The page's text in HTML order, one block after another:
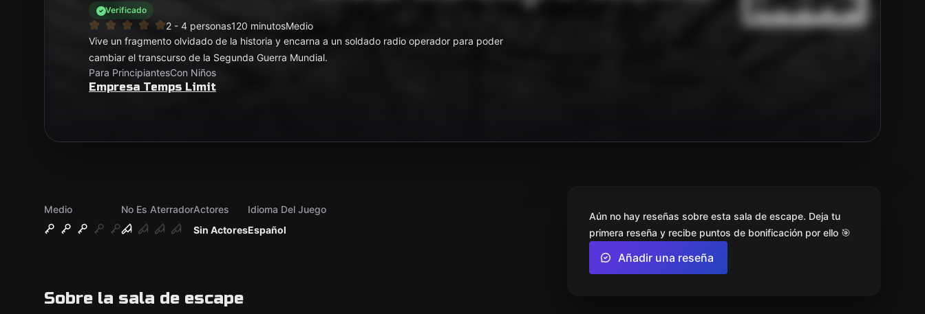
Verificado
2 - 4 personas120 minutosMedio
Vive un fragmento olvidado de la historia y encarna a un soldado radio operador para poder
cambiar el transcurso de la Segunda Guerra Mundial.
Para PrincipiantesCon Niños
Empresa Temps Limit
Medio
No Es Aterrador
Sin Actores
Actores
Español
Idioma Del Juego
Sobre la sala de escape
Aún no hay reseñas sobre esta sala de escape. Deja tu
primera reseña y recibe puntos de bonificación por ello 🎯
Añadir una reseña